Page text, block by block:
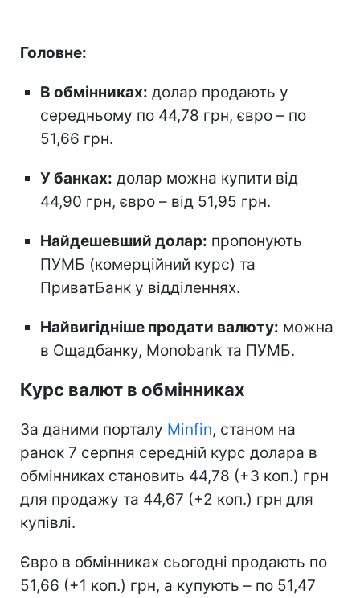
Головне:
В обмінниках: долар продають у
середньому по 44,78 грн, євро – по
51,66 грн.
У банках: долар можна купити від
44,90 грн, євро – від 51,95 грн.
Найдешевший долар: пропонують
ПУМБ (комерційний курс) та
ПриватБанк у відділеннях.
Найвигідніше продати валюту: можна
в Ощадбанку, Monobank та ПУМБ.
Курс валют в обмінниках
За даними порталу Minfin, станом на
ранок 7 серпня середній курс долара в
обмінниках становить 44,78 (+3 коп.) грн
для продажу та 44,67 (+2 коп.) грн для
купівлі.
Євро в обмінниках сьогодні продають по
51,66 (+1 коп.) грн, а купують – по 51,47